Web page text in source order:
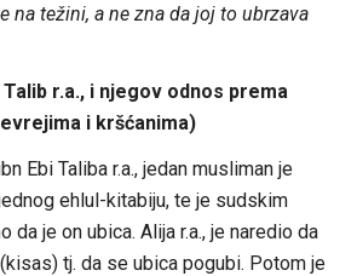
na težini, a ne zna da joj to ubrzava
r.a., i njegov odnos prema
i kršćanima)
Ebi Taliba r.a., jedan musliman je
ehlul-kitabiju, te je sudskim
da je on ubica. Alija r.a., je naredio da
tj. da se ubica pogubi. Potom je